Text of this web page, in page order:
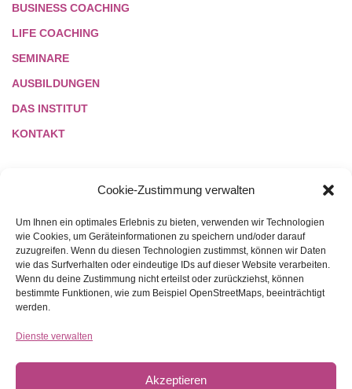
Cookie-Zustimmung verwalten
Um Ihnen ein optimales Erlebnis zu bieten, verwenden wir Technologien
wie Cookies, um Geräteinformationen zu speichern und/oder darauf
zuzugreifen. Wenn du diesen Technologien zustimmst, können wir Daten
wie das Surfverhalten oder eindeutige IDs auf dieser Website verarbeiten.
Wenn du deine Zustimmung nicht erteilst oder zurückziehst, können
bestimmte Funktionen, wie zum Beispiel OpenStreetMaps, beeinträchtigt
werden.
Dienste verwalten
Akzeptieren
BUSINESS COACHING
LIFE COACHING
SEMINARE
AUSBILDUNGEN
DAS INSTITUT
KONTAKT
LINKS
NETIQUETTE
REFERENZEN
DATENSCHUTZ
COOKIES